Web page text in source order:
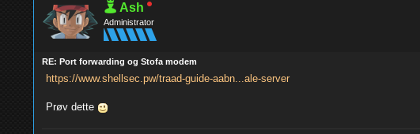
Ash
Administrator
RE: Port forwarding og Stofa modem
https://www.shellsec.pw/traad-guide-aabn...ale-server
Prøv dette